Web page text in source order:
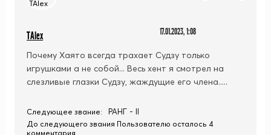
TAlex 17.01.2023, 1:08
Почему Хаято всегда трахает Судзу только
игрушками а не собой... Весь хент я смотрел на
слезливые глазки Судзу, жаждущие его члена.....
Следующее звание: РАНГ - II
До следующего звания Пользователю осталось 4
комментария